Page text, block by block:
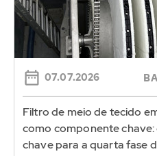
07.07.2026
Filtro de meio de tecido
como componente
chave para a quarta fase